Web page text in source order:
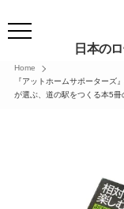
日本の
Home
『アットホームサポーターズ
が選ぶ、道の駅をつくる本5冊